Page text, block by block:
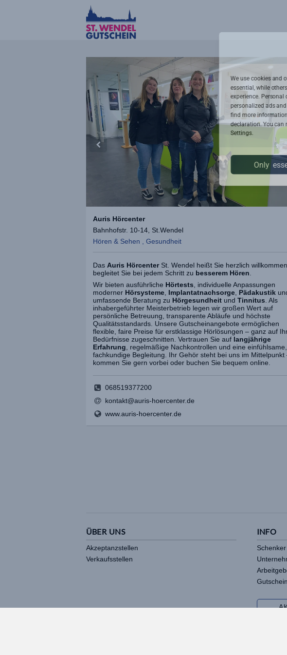
Auris Hörcenter
Bahnhofstr. 10-14, St.Wendel
Hören & Sehen , Gesundheit
Das Auris HörcenterSt. Wendel heißt Sie herzlich
begleitet Sie bei jedem Schritt zu besserem Hören
Wir bieten ausführliche Hörtests , individuelle Anpassungen
moderner Hörsysteme Implantatnachsorge Pädakustik
umfassende Beratung zu Hörgesundheit und Tinnitus . Als
inhabergeführter Meisterbetrieb legen wir großen Wert auf
persönliche Betreuung, transparente Abläufe und höchste
Qualitätsstandards. Unsere Gutscheinangebote ermöglichen
flexible, faire Preise für erstklassige Hörlösungen – ganz auf
Bedürfnisse zugeschnitten. Vertrauen Sie auf langjährige
Erfahrung , regelmäßige Nachkontrollen und eine einfühlsame,
fachkundige Begleitung. Ihr Gehör steht bei uns im Mittelpunkt
kommen Sie gern vorbei oder buchen Sie bequem online.
068519377200
kontakt@auris-hoercenter.de
www.auris-hoercenter.de
ÜBER UNS
Akzeptanzstellen
Verkaufsstellen
INFO
Schenker
We use cookies and
essential, while
experience. Personal
personalized ads
find more
declaration. You can
Settings.
Only